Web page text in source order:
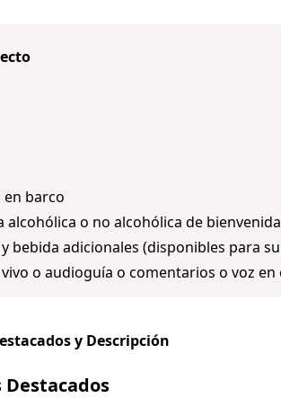
en barco
alcohólica o no alcohólica de
bebida adicionales (disponibles para
vivo o audioguía o comentarios o voz en
y Descripción
Destacados